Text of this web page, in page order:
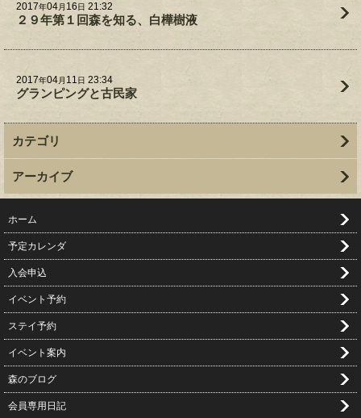
2017年04月 16日 21:32
２９年第１回森を知る、白樺樹液
2017年04月 11日 23:34
グランピングと古民家
カテゴリ
アーカイブ
ホーム
予定カレンダ
入会申込
イベント予約
ステイ予約
イベント案内
森のブログ
会員専用日記